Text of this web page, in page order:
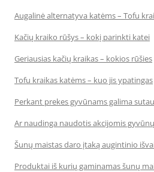
Augalinė alternatyva katėms – Tofu
Kačių kraiko rūšys – kokį parinkti katei
Geriausias kačių kraikas – kokios rūšies
Tofu kraikas katėms – kuo jis ypatingas
Perkant prekes gyvūnams galima
Ar naudinga naudotis akcijomis
Šunų maistas daro įtaką augintinio
Produktai iš kurių gaminamas šunų